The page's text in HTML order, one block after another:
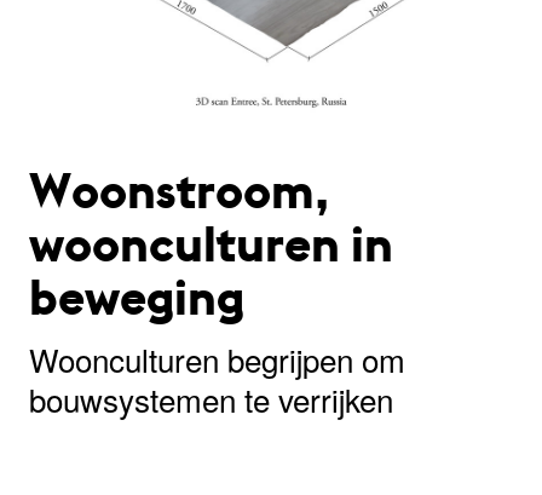
Woonstroom,
woonculturen in
beweging
Woonculturen begrijpen om
bouwsystemen te verrijken